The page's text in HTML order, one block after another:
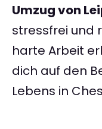
Umzug von
stressfrei und
harte Arbeit
dich auf den
Lebens in